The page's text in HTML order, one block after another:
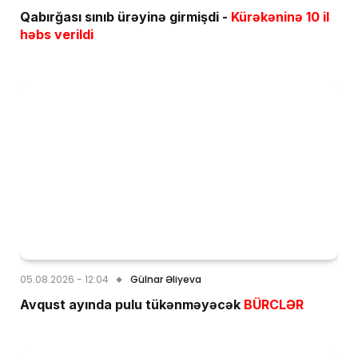
Qabırğası sınıb ürəyinə girmişdi - Kürəkəninə 10 il
həbs verildi
05.08.2026 - 12:04 Gülnar Əliyeva
Avqust ayında pulu tükənməyəcək BÜRCLƏR